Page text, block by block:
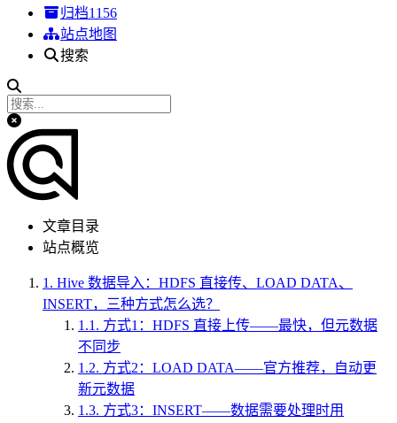
归档1156
站点地图
搜索
文章目录
站点概览
1. Hive 数据导入：HDFS 直接传、LOAD DATA、
INSERT，三种方式怎么选？
1.1. 方式1：HDFS 直接上传——最快，但元数据
不同步
1.2. 方式2：LOAD DATA——官方推荐，自动更
新元数据
1.3. 方式3：INSERT——数据需要处理时用